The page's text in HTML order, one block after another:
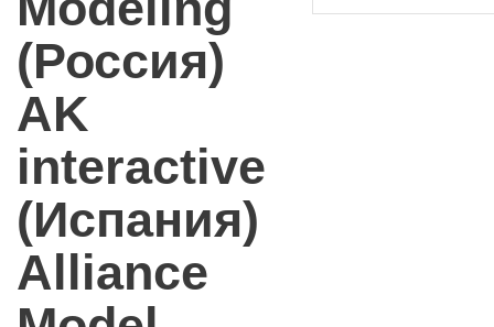
(Россия)
AK
interactive
(Испания)
Alliance